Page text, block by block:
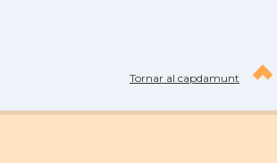
Tornar al capdamunt